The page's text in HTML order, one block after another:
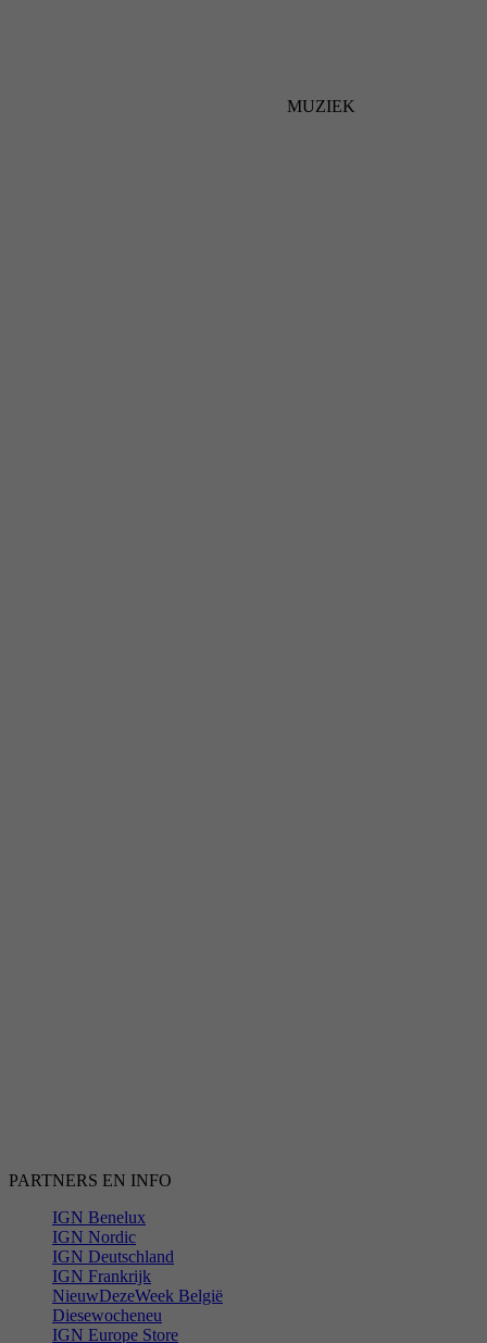
MUZIEK
PARTNERS EN INFO
IGN Benelux
IGN Nordic
IGN Deutschland
IGN Frankrijk
NieuwDezeWeek België
Diesewocheneu
IGN Europe Store